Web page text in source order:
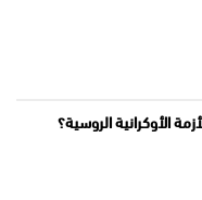
الأوكرانية الروسية؟